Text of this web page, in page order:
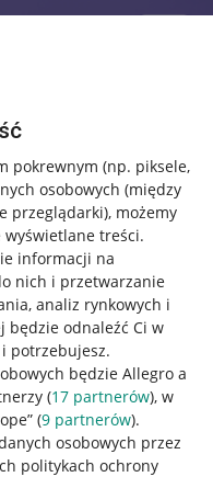
pokrewnym (np. piksele,
osobowych (między
przeglądarki), możemy
wyświetlane treści.
informacji na
nich i przetwarzanie
analiz rynkowych i
będzie odnaleźć Ci w
i potrzebujesz.
będzie Allegro a
(17 partnerów), w
(9 partnerów).
osobowych przez
politykach ochrony